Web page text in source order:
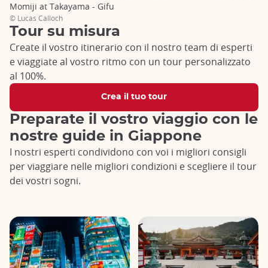
Immergetevi nel cuore del Giappone autentico e misterioso
con i nostri tour accompagnati di qualità.
Lasciatevi guidare dai nostri esperti locali di lingua
francese e scoprite i tesori nascosti dell'arcipelago.
Optate per un viaggio organizzato dalla A alla Z in un
piccolo gruppo, per un'esperienza coinvolgente e
amichevole. Questa formula è ideale per chi cerca
dell'organizzazione e della logistica.
Con Japan Experience potrete esplorare una varietà di
destinazioni: dai siti imperdibili ai luoghi poco
conosciuti, passando per esperienze culturali e
gastronomiche esclusive, la nostra ampia gamma di
prodotti si adatta a tutte le tasche e vi offre il miglior
del Giappone.
Cosa state aspettando? Prenotate subito il viaggio che più vi
sta a cuore!
Tour su misura
Create il vostro itinerario con il nostro team di esperti
e viaggiate al vostro ritmo con un tour personalizzato
al 100%.
Crea il tuo tour
Momiji at Takayama - Gifu
© Lucas Calloch
Preparate il vostro viaggio con le
nostre guide in Giappone
I nostri esperti condividono con voi i migliori consigli
per viaggiare nelle migliori condizioni e scegliere il tour
dei vostri sogni.